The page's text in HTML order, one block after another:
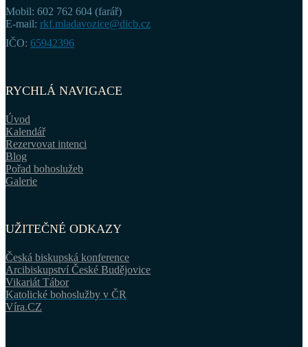
Mobil: 602 762 604 (farář)
E-mail: rkf.mladavozice@dicb.cz
IČO: 65942396
RYCHLÁ NAVIGACE
Úvod
Kalendář
Rezervovat intenci
Blog
Pořad bohoslužeb
Galerie
UŽITEČNÉ ODKAZY
Česká biskupská konference
Arcibiskupství České Budějovice
Vikariát Tábor
Katolické bohoslužby v ČR
Víra.CZ